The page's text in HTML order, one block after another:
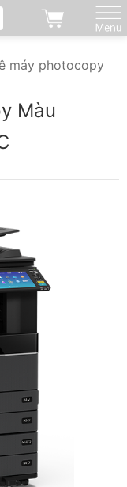
máy photocopy
Màu